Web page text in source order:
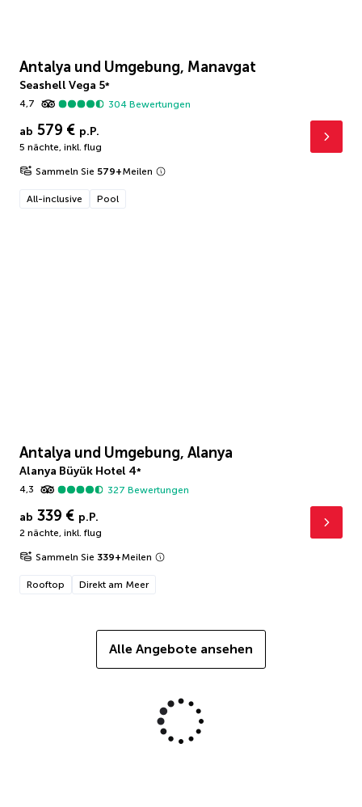
Antalya und Umgebung, Manavgat
Seashell Vega 5*
4,7
304 Bewertungen
ab 579 € p.P.
5 nächte, inkl. flug
Sammeln Sie 579+Meilen
All-inclusive Pool
Antalya und Umgebung, Alanya
Alanya Büyük Hotel 4*
4,3
327 Bewertungen
ab 339 € p.P.
2 nächte, inkl. flug
Sammeln Sie 339+Meilen
Rooftop Direkt am Meer
Alle Angebote ansehen